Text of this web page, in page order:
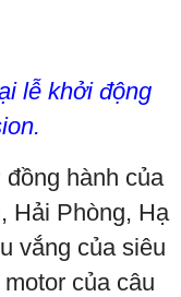
lễ khởi động
hành của
Hải Phòng, Hạ
vắng của siêu
của câu